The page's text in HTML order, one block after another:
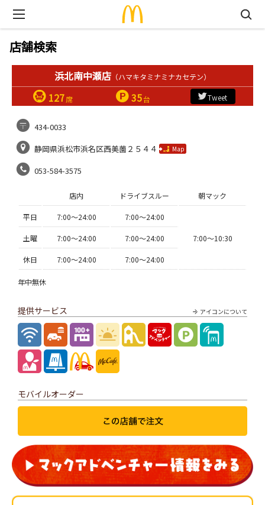
店舗検索
浜北南中瀬店 （ハマキタミナミナカセテン）
127 席 35台 Tweet
434-0033
静岡県浜松市浜名区西美薗２５４４
Map
053-584-3575
店内 ドライブスルー 朝マック
平日 7:00〜24:00 7:00〜24:00
7:00〜10:30
土曜 7:00〜24:00 7:00〜24:00
休日 7:00〜24:00 7:00〜24:00
年中無休
アイコンについて
提供サービス
モバイルオーダー